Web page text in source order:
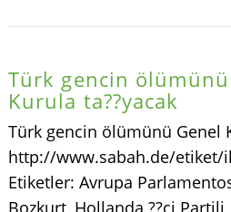
Türk gencin ölümünü
Kurula ta??yacak
Türk gencin ölümünü Genel
http://www.sabah.de/etiket/
Etiketler: Avrupa
Bozkurt, Hollanda ??çi